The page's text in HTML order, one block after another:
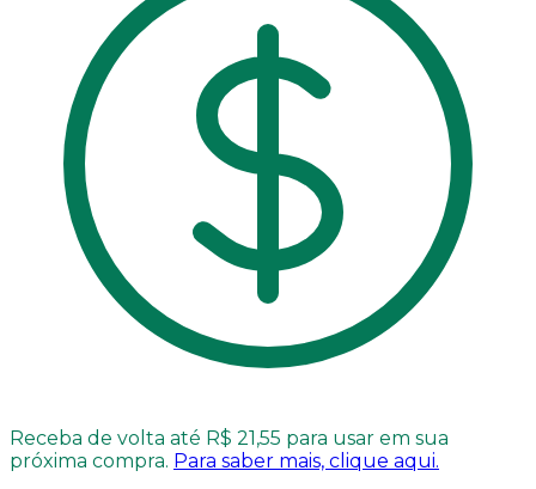
Receba de volta até R$ 21,55 para usar em sua
próxima compra. Para saber mais, clique aqui.